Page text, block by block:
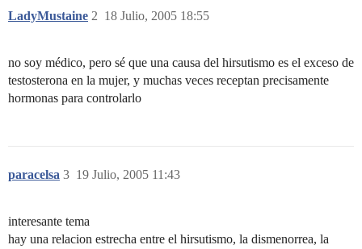
LadyMustaine 18 Julio, 2005 18:55
2
no soy médico, pero sé que una causa del hirsutismo es el exceso de
testosterona en la mujer, y muchas veces receptan precisamente
hormonas para controlarlo
paracelsa 19 Julio, 2005 11:43
3
interesante tema
hay una relacion estrecha entre el hirsutismo, la dismenorrea, la